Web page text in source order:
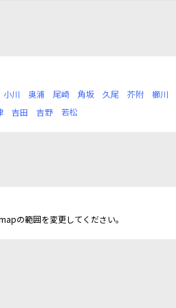
小川 奥浦 尾崎 角坂 久尾 芥附 櫛川
吉田 吉野 若松
の範囲を変更してください。